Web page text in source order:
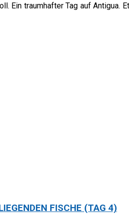
Ein traumhafter Tag auf Antigua.
FISCHE (TAG 4)